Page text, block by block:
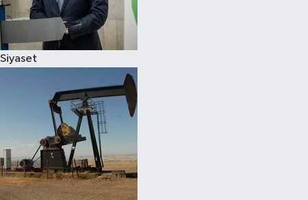
Siyaset
Spor
Çocuk
Eğitim
Hava Durumu